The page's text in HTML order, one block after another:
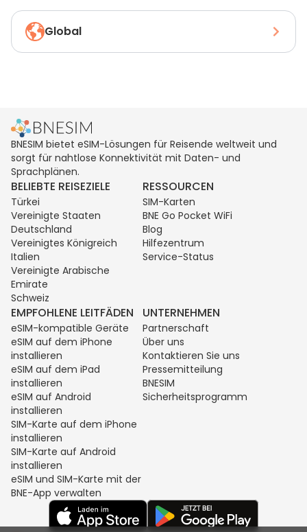
Global
BNESIM bietet eSIM-Lösungen für Reisende weltweit und
sorgt für nahtlose Konnektivität mit Daten- und
Sprachplänen.
BELIEBTE REISEZIELE
Türkei
Vereinigte Staaten
Deutschland
Vereinigtes Königreich
Italien
Vereinigte Arabische
Emirate
Schweiz
RESSOURCEN
SIM-Karten
BNE Go Pocket WiFi
Blog
Hilfezentrum
Service-Status
EMPFOHLENE LEITFÄDEN
eSIM-kompatible Geräte
eSIM auf dem iPhone
installieren
eSIM auf dem iPad
installieren
eSIM auf Android
installieren
SIM-Karte auf dem iPhone
installieren
SIM-Karte auf Android
installieren
eSIM und SIM-Karte mit der
BNE-App verwalten
UNTERNEHMEN
Partnerschaft
Über uns
Kontaktieren Sie uns
Pressemitteilung
BNESIM
Sicherheitsprogramm